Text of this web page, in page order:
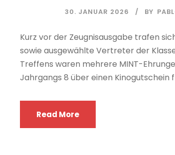
30. JANUAR 2026 BY
Kurz vor der Zeugnisausgabe trafen
sowie ausgewählte Vertreter der
Treffens waren mehrere MINT-
Jahrgangs 8 über einen Kinogutschein
Read More